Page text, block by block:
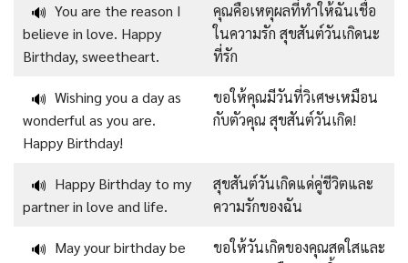
🔊 You are the reason I
believe in love. Happy
Birthday, sweetheart.
คุณคือเหตุผลที่ทำให้ฉันเชื่อ
ในความรัก สุขสันต์วันเกิดนะ
ที่รัก
🔊 Wishing you a day as
wonderful as you are.
Happy Birthday!
ขอให้คุณมีวันที่วิเศษเหมือน
กับตัวคุณ สุขสันต์วันเกิด!
🔊 Happy Birthday to my
partner in love and life.
สุขสันต์วันเกิดแด่คู่ชีวิตและ
ความรักของฉัน
🔊 May your birthday be
ขอให้วันเกิดของคุณสดใสและ